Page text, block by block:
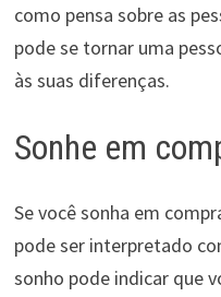
como pensa sobre as
pode se tornar uma
às suas diferenças.
Sonhe em
Se você sonha em
pode ser interpretado
sonho pode indicar que